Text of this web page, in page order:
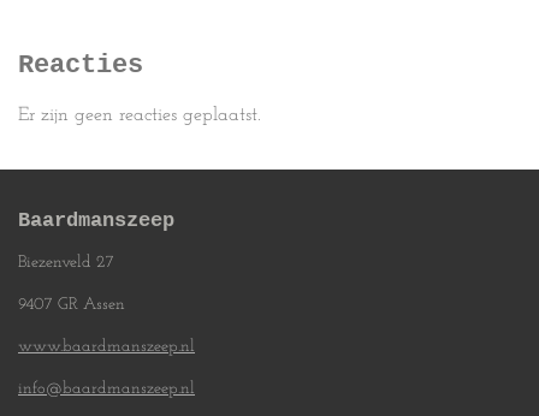
Reacties
Er zijn geen reacties geplaatst.
Baardmanszeep
Biezenveld 27
9407 GR Assen
www.baardmanszeep.nl
info@baardmanszeep.nl